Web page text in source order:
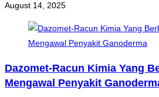
August 14, 2025
Dazomet-Racun Kimia Yang
Mengawal Penyakit